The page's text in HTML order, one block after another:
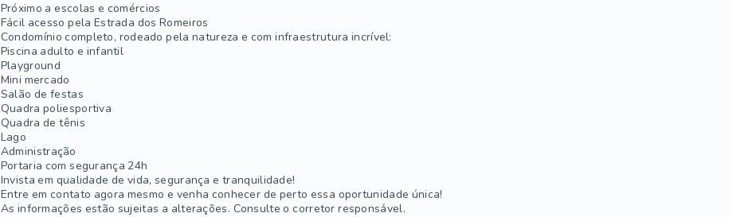
Próximo a escolas e comércios
Fácil acesso pela Estrada dos Romeiros
Condomínio completo, rodeado pela natureza e com infraestrutura incrível:
Piscina adulto e infantil
Playground
Mini mercado
Salão de festas
Quadra poliesportiva
Quadra de tênis
Lago
Administração
Portaria com segurança 24h
Invista em qualidade de vida, segurança e tranquilidade!
Entre em contato agora mesmo e venha conhecer de perto essa oportunidade única!
As informações estão sujeitas a alterações. Consulte o corretor responsável.